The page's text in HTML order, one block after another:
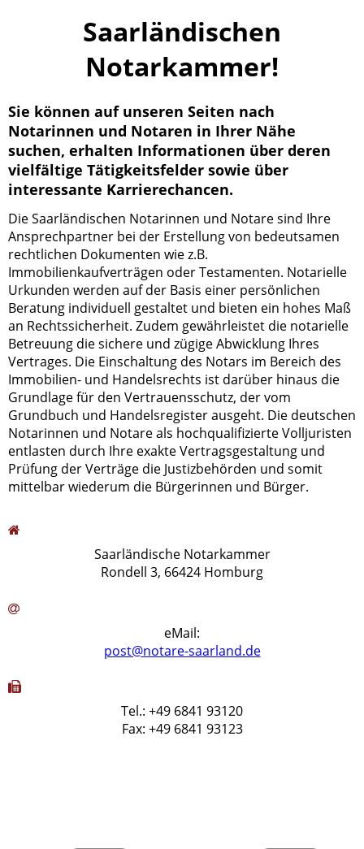
Saarländischen
Notarkammer!
Sie können auf unseren Seiten nach
Notarinnen und Notaren in Ihrer Nähe
suchen, erhalten Informationen über deren
vielfältige Tätigkeitsfelder sowie über
interessante Karrierechancen.
Die Saarländischen Notarinnen und Notare sind Ihre
Ansprechpartner bei der Erstellung von bedeutsamen
rechtlichen Dokumenten wie z.B.
Immobilienkaufverträgen oder Testamenten. Notarielle
Urkunden werden auf der Basis einer persönlichen
Beratung individuell gestaltet und bieten ein hohes Maß
an Rechtssicherheit. Zudem gewährleistet die notarielle
Betreuung die sichere und zügige Abwicklung Ihres
Vertrages. Die Einschaltung des Notars im Bereich des
Immobilien- und Handelsrechts ist darüber hinaus die
Grundlage für den Vertrauensschutz, der vom
Grundbuch und Handelsregister ausgeht. Die deutschen
Notarinnen und Notare als hochqualifizierte Volljuristen
entlasten durch Ihre exakte Vertragsgestaltung und
Prüfung der Verträge die Justizbehörden und somit
mittelbar wiederum die Bürgerinnen und Bürger.
Saarländische Notarkammer
Rondell 3, 66424 Homburg
eMail:
post@notare-saarland.de
Tel.: +49 6841 93120
Fax: +49 6841 93123